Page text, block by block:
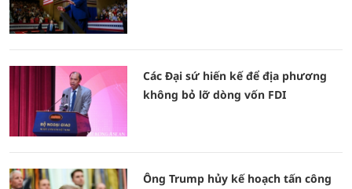
Các Đại sứ hiến kế để địa phương
không bỏ lỡ dòng vốn FDI
Ông Trump hủy kế hoạch tấn công